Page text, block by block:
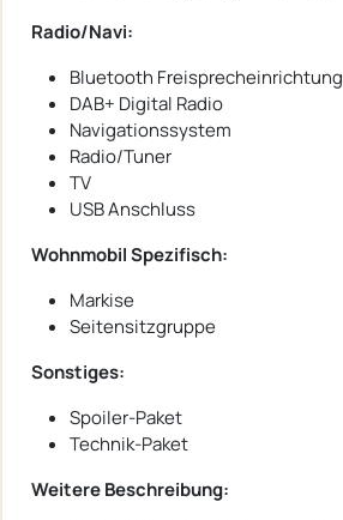
Radio/Navi:
Bluetooth Freisprecheinrichtung
DAB+ Digital Radio
Navigationssystem
Radio/Tuner
TV
USB Anschluss
Wohnmobil Spezifisch:
Markise
Seitensitzgruppe
Sonstiges:
Spoiler-Paket
Technik-Paket
Weitere Beschreibung: